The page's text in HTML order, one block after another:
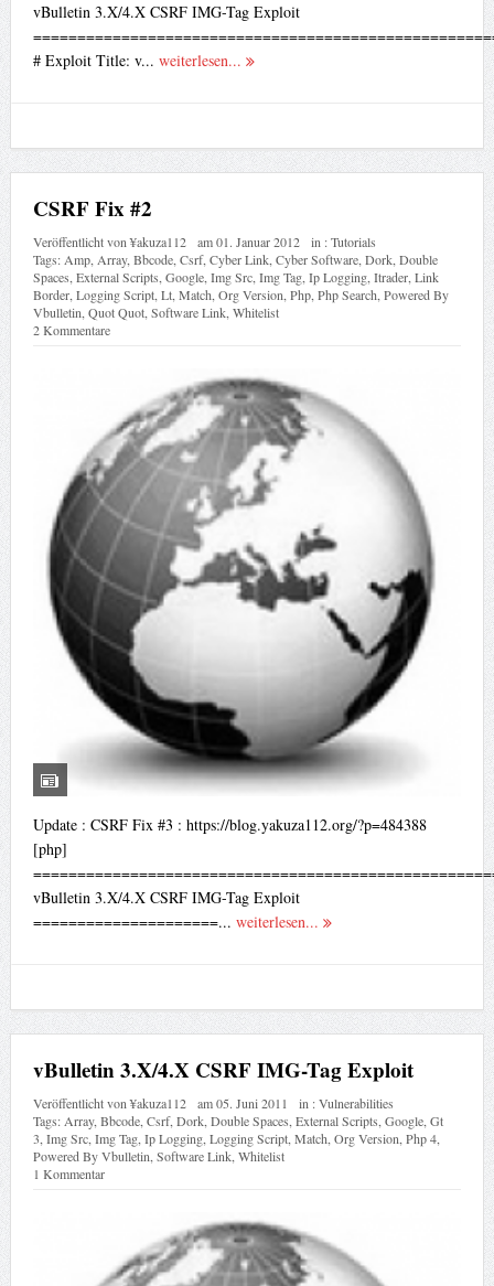
vBulletin 3.X/4.X CSRF IMG-Tag Exploit
# Exploit Title: v... weiterlesen...
CSRF Fix #2
Veröffentlicht von¥akuza112 am01. Januar 2012 in :Tutorials
Tags: Amp, Array, Bbcode, Csrf, Cyber Link, Cyber Software, Dork, Double
Spaces External Scripts Google, Img Src, Img Tag, Ip Logging, Itrader, Link
Border, Logging Script, Lt, Match Org Version Php, Php Search Powered By
Vbulletin Quot Quot, Software Link, Whitelist
2 Kommentare
Update : CSRF Fix #3 : https://blog.yakuza112.org/?p=484388
[php]
vBulletin 3.X/4.X CSRF IMG-Tag Exploit
=====================... weiterlesen...
vBulletin 3.X/4.X CSRF IMG-Tag Exploit
Veröffentlicht von¥akuza112 am05. Juni 2011 in :Vulnerabilities
Tags: Array, Bbcode, Csrf, Dork, Double Spaces External Scripts Google, Gt
3 Img Src, Img Tag, Ip Logging, Logging Script, Match Org Version Php 4,
Powered By Vbulletin Software Link, Whitelist
1 Kommentar